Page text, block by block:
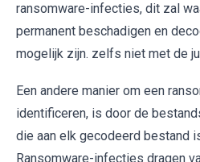
ransomware-infecties, dit zal
permanent beschadigen en
mogelijk zijn. zelfs niet met de
Een andere manier om een
identificeren, is door de
die aan elk gecodeerd bestand
Ransomware-infecties dragen